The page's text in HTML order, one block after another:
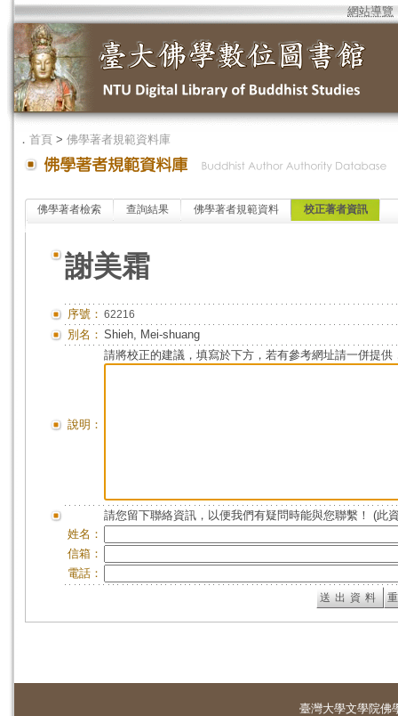
網站導覽
． 首頁 > 佛學著者規範資料庫
佛學著者檢索 查詢結果 佛學著者規範資料 校正著者資訊
謝美霜
序號： 62216
別名： Shieh, Mei-shuang
說明：
請將校正的建議，填寫於下方，若有參考網址請一併提供
請您留下聯絡資訊，以便我們有疑問時能與您聯繫！ (此
姓名：
信箱：
電話：
臺灣大學文學院佛